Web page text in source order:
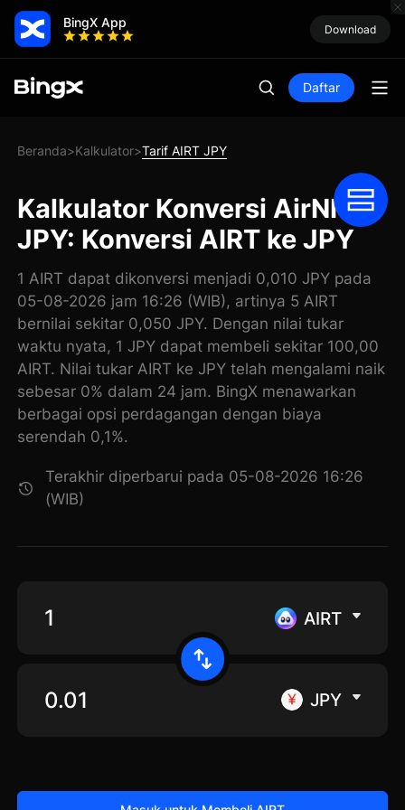
BingX App Download
Daftar
Beranda>Kalkulator>Tarif AIRT JPY
Kalkulator Konversi AirNFT
JPY: Konversi AIRT ke JPY
1 AIRT dapat dikonversi menjadi 0,010 JPY pada
05-08-2026 jam 16:26 (WIB), artinya 5 AIRT
bernilai sekitar 0,050 JPY. Dengan nilai tukar
waktu nyata, 1 JPY dapat membeli sekitar 100,00
AIRT. Nilai tukar AIRT ke JPY telah mengalami naik
sebesar 0% dalam 24 jam. BingX menawarkan
berbagai opsi perdagangan dengan biaya
serendah 0,1%.
Terakhir diperbarui pada 05-08-2026 16:26
(WIB)
AIRT
JPY